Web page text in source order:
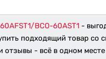
BCO-60AST1 -
подходящий товар со
- всё в одном